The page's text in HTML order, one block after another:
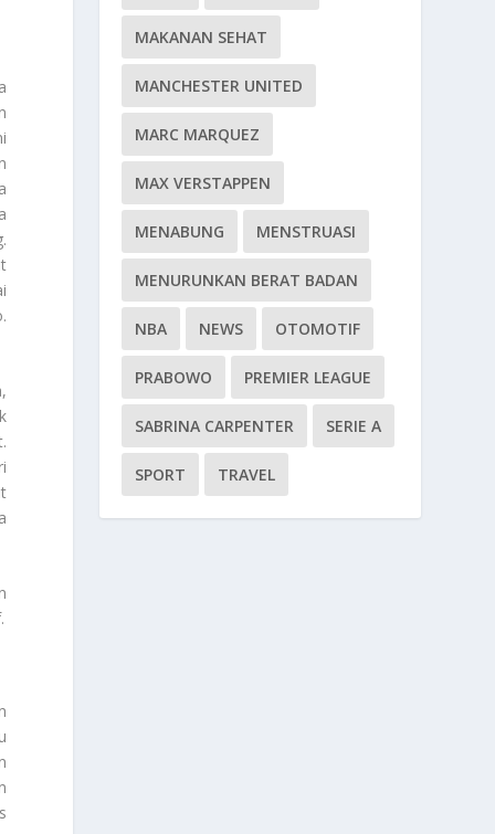
MAKANAN SEHAT
MANCHESTER UNITED
MARC MARQUEZ
MAX VERSTAPPEN
MENABUNG MENSTRUASI
MENURUNKAN BERAT BADAN
NBA NEWS OTOMOTIF
PRABOWO PREMIER LEAGUE
SABRINA CARPENTER SERIE A
SPORT TRAVEL